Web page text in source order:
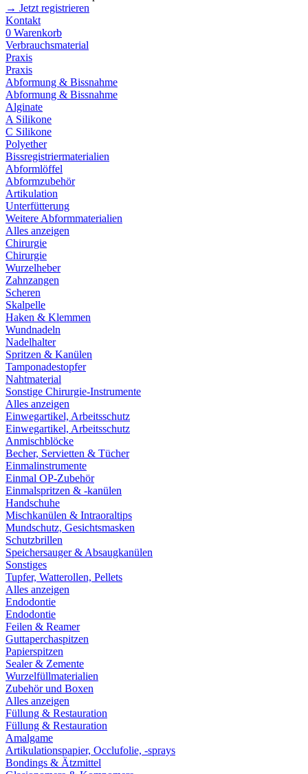
→ Jetzt registrieren
Kontakt
0 Warenkorb
Verbrauchsmaterial
Praxis
Praxis
Abformung & Bissnahme
Abformung & Bissnahme
Alginate
A Silikone
C Silikone
Polyether
Bissregistriermaterialien
Abformlöffel
Abformzubehör
Artikulation
Unterfütterung
Weitere Abformmaterialien
Alles anzeigen
Chirurgie
Chirurgie
Wurzelheber
Zahnzangen
Scheren
Skalpelle
Haken & Klemmen
Wundnadeln
Nadelhalter
Spritzen & Kanülen
Tamponadestopfer
Nahtmaterial
Sonstige Chirurgie-Instrumente
Alles anzeigen
Einwegartikel, Arbeitsschutz
Einwegartikel, Arbeitsschutz
Anmischblöcke
Becher, Servietten & Tücher
Einmalinstrumente
Einmal OP-Zubehör
Einmalspritzen & -kanülen
Handschuhe
Mischkanülen & Intraoraltips
Mundschutz, Gesichtsmasken
Schutzbrillen
Speichersauger & Absaugkanülen
Sonstiges
Tupfer, Watterollen, Pellets
Alles anzeigen
Endodontie
Endodontie
Feilen & Reamer
Guttaperchaspitzen
Papierspitzen
Sealer & Zemente
Wurzelfüllmaterialien
Zubehör und Boxen
Alles anzeigen
Füllung & Restauration
Füllung & Restauration
Amalgame
Artikulationspapier, Occlufolie, -sprays
Bondings & Ätzmittel